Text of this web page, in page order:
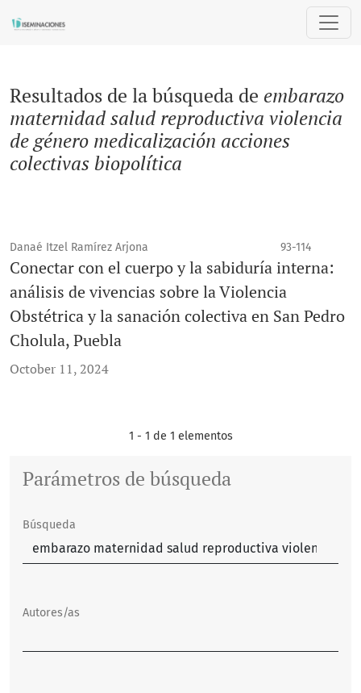
Resultados de la búsqueda de embarazo
maternidad salud reproductiva violencia
de género medicalización acciones
colectivas biopolítica
Danaé Itzel Ramírez Arjona 93-114
Conectar con el cuerpo y la sabiduría interna:
análisis de vivencias sobre la Violencia
Obstétrica y la sanación colectiva en San Pedro
Cholula, Puebla
October 11, 2024
1 - 1 de 1 elementos
Parámetros de búsqueda
Búsqueda
Autores/as